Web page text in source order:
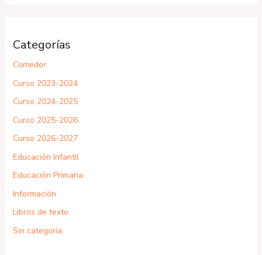
Categorías
Comedor
Curso 2023-2024
Curso 2024-2025
Curso 2025-2026
Curso 2026-2027
Educación Infantil
Educación Primaria
Información
Libros de texto
Sin categoría